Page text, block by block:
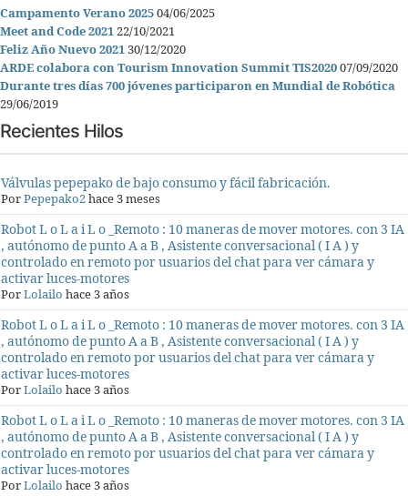
Campamento Verano 202504/06/2025
Meet and Code 202122/10/2021
Feliz Año Nuevo 202130/12/2020
ARDE colabora con Tourism Innovation Summit TIS202007/09/2020
Durante tres días 700 jóvenes participaron en Mundial de Robótica
29/06/2019
Recientes Hilos
Válvulas pepepako de bajo consumo y fácil fabricación.
PorPepepako2hace 3 meses
Robot L o L a i L o _Remoto : 10 maneras de mover motores. con 3 IA
, autónomo de punto A a B , Asistente conversacional ( I A ) y
controlado en remoto por usuarios del chat para ver cámara y
activar luces-motores
PorLolailo hace 3 años
Robot L o L a i L o _Remoto : 10 maneras de mover motores. con 3 IA
, autónomo de punto A a B , Asistente conversacional ( I A ) y
controlado en remoto por usuarios del chat para ver cámara y
activar luces-motores
PorLolailo hace 3 años
Robot L o L a i L o _Remoto : 10 maneras de mover motores. con 3 IA
, autónomo de punto A a B , Asistente conversacional ( I A ) y
controlado en remoto por usuarios del chat para ver cámara y
activar luces-motores
PorLolailo hace 3 años